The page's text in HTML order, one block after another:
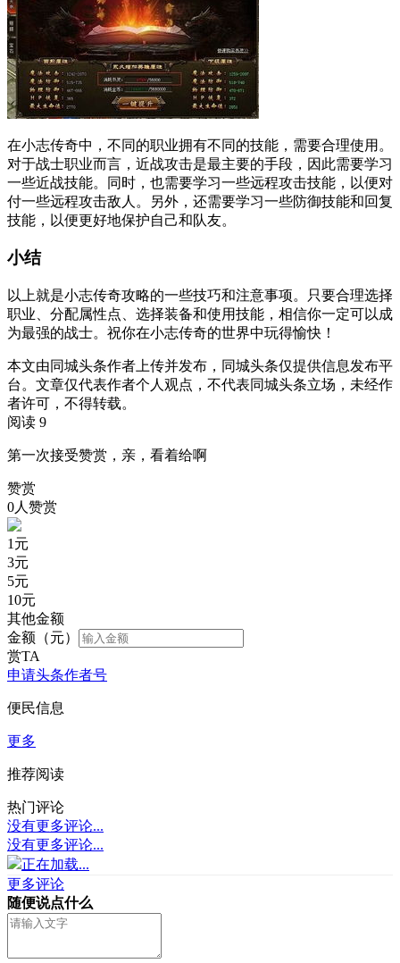
在小志传奇中，不同的职业拥有不同的技能，需要合理使用。
对于战士职业而言，近战攻击是最主要的手段，因此需要学习
一些近战技能。同时，也需要学习一些远程攻击技能，以便对
付一些远程攻击敌人。另外，还需要学习一些防御技能和回复
技能，以便更好地保护自己和队友。
小结
以上就是小志传奇攻略的一些技巧和注意事项。只要合理选择
职业、分配属性点、选择装备和使用技能，相信你一定可以成
为最强的战士。祝你在小志传奇的世界中玩得愉快！
本文由同城头条作者上传并发布，同城头条仅提供信息发布平
台。文章仅代表作者个人观点，不代表同城头条立场，未经作
者许可，不得转载。
阅读 9
第一次接受赞赏，亲，看着给啊
赞赏
0人赞赏
1 元
3元
5元
10元
其他金额
金额（元）
赏TA
申请头条作者号
便民信息
更多
推荐阅读
热门评论
没有更多评论...
没有更多评论...
正在加载...
更多评论
随便说点什么